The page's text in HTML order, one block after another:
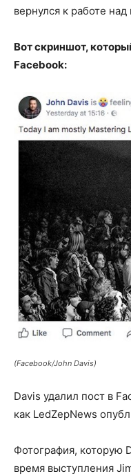
вернулся к работе
Вот скриншот,
Facebook:
(Facebook/John Davis)
Davis удалил пост в
как LedZepNews
Фотография, которую
время выступления